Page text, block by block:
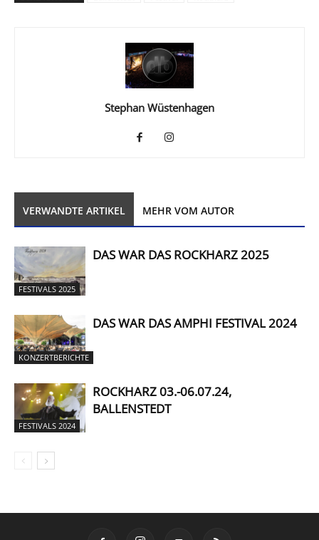
Stephan Wüstenhagen
VERWANDTE ARTIKEL MEHR VOM AUTOR
FESTIVALS 2025
DAS WAR DAS ROCKHARZ 2025
KONZERTBERICHTE
DAS WAR DAS AMPHI FESTIVAL 2024
FESTIVALS 2024
ROCKHARZ 03.-06.07.24,
BALLENSTEDT